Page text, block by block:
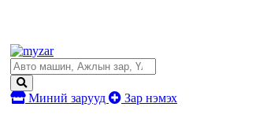
Миний зарууд Зар нэмэх